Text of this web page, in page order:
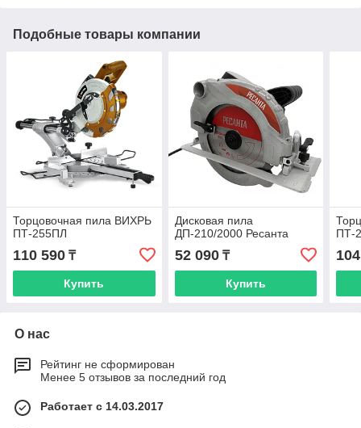
Подобные товары компании
Торцовочная пила ВИХРЬ
ПТ-255ПЛ
110 590 ₸
Купить
Дисковая пила
ДП-210/2000 Ресанта
52 090₸
Купить
ПТ-
О нас
Рейтинг не сформирован
Менее 5 отзывов за последний год
Работает с 14.03.2017